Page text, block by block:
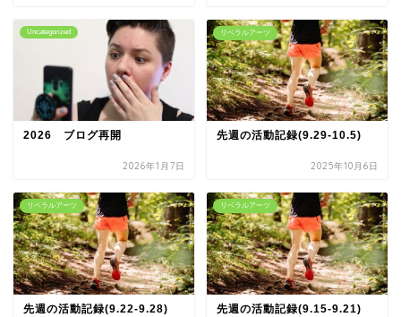
Uncategorized
2026 ブログ再開
2026年1月7日
リベラルアーツ
先週の活動記録(9.29-10.5)
2025年10月6日
リベラルアーツ
先週の活動記録(9.22-9.28)
リベラルアーツ
先週の活動記録(9.15-9.21)